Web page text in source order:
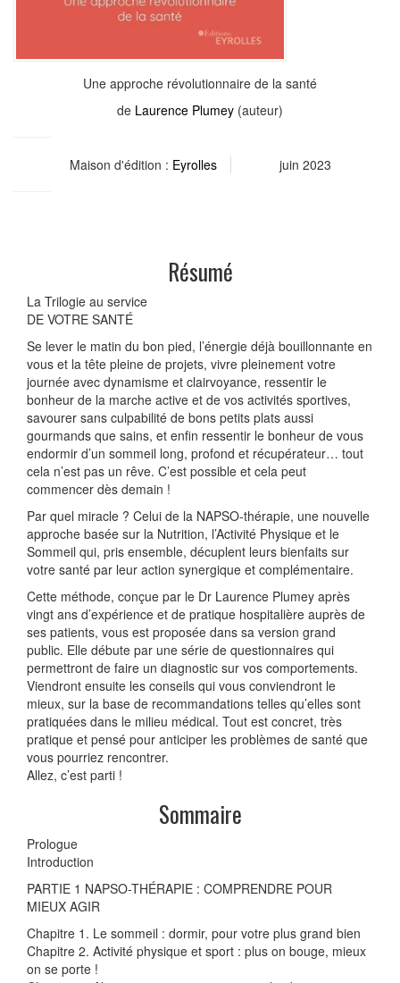
Une approche révolutionnaire de la santé
de Laurence Plumey (auteur)
Maison d'édition : Eyrolles juin 2023
Résumé
La Trilogie au service
DE VOTRE SANTÉ
Se lever le matin du bon pied, l’énergie déjà bouillonnante en
vous et la tête pleine de projets, vivre pleinement votre
journée avec dynamisme et clairvoyance, ressentir le
bonheur de la marche active et de vos activités sportives,
savourer sans culpabilité de bons petits plats aussi
gourmands que sains, et enfin ressentir le bonheur de vous
endormir d’un sommeil long, profond et récupérateur… tout
cela n’est pas un rêve. C’est possible et cela peut
commencer dès demain !
Par quel miracle ? Celui de la NAPSO-thérapie, une nouvelle
approche basée sur la Nutrition, l’Activité Physique et le
Sommeil qui, pris ensemble, décuplent leurs bienfaits sur
votre santé par leur action synergique et complémentaire.
Cette méthode, conçue par le Dr Laurence Plumey après
vingt ans d’expérience et de pratique hospitalière auprès de
ses patients, vous est proposée dans sa version grand
public. Elle débute par une série de questionnaires qui
permettront de faire un diagnostic sur vos comportements.
Viendront ensuite les conseils qui vous conviendront le
mieux, sur la base de recommandations telles qu’elles sont
pratiquées dans le milieu médical. Tout est concret, très
pratique et pensé pour anticiper les problèmes de santé que
vous pourriez rencontrer.
Allez, c’est parti !
Sommaire
Prologue
Introduction
PARTIE 1 NAPSO-THÉRAPIE : COMPRENDRE POUR
MIEUX AGIR
Chapitre 1. Le sommeil : dormir, pour votre plus grand bien
Chapitre 2. Activité physique et sport : plus on bouge, mieux
on se porte !